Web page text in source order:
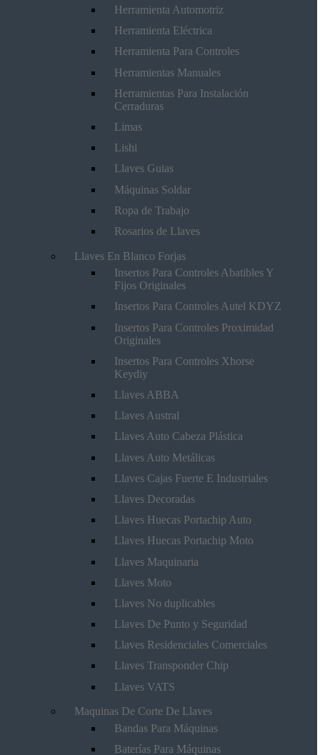
Herramienta Automotriz
Herramienta Eléctrica
Herramienta Para Controles
Herramientas Manuales
Herramientas Para Instalación
Cerraduras
Limas
Lishi
Llaves Guias
Máquinas Soldar
Ropa de Trabajo
Rosarios de Llaves
Llaves En Blanco Forjas
Insertos Para Controles Abatibles Y
Fijos Originales
Insertos Para Controles Autel KDYZ
Insertos Para Controles Proximidad
Originales
Insertos Para Controles Xhorse
Keydiy
Llaves ABBA
Llaves Austral
Llaves Auto Cabeza Plástica
Llaves Auto Metálicas
Llaves Cajas Fuerte E Industriales
Llaves Decoradas
Llaves Huecas Portachip Auto
Llaves Huecas Portachip Moto
Llaves Maquinaria
Llaves Moto
Llaves No duplicables
Llaves De Punto y Seguridad
Llaves Residenciales Comerciales
Llaves Transponder Chip
Llaves VATS
Maquinas De Corte De Llaves
Bandas Para Máquinas
Baterías Para Máquinas